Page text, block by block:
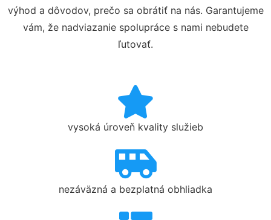
výhod a dôvodov, prečo sa obrátiť na nás. Garantujeme
vám, že nadviazanie spolupráce s nami nebudete
ľutovať.
vysoká úroveň kvality služieb
nezáväzná a bezplatná obhliadka